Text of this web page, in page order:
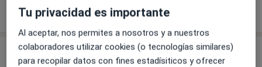
Mostrar más detallessobre la experiencia
Servicios y precios
Tu privacidad es importante
Al aceptar, nos permites a nosotros y a nuestros
colaboradores utilizar cookies (o tecnologías similares)
para recopilar datos con fines estadísiticos y ofrecer